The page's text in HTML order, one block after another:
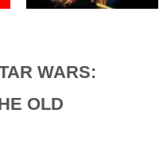
WARS:
OLD